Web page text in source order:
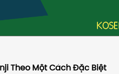
Theo Một Cách Đặc Biệt